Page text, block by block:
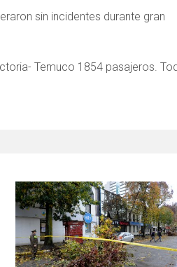
sin incidentes durante gran
Temuco 1854 pasajeros.